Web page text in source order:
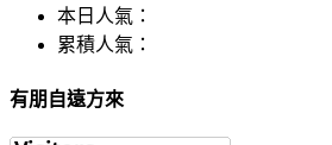
本日人氣：
累積人氣：
有朋自遠方來